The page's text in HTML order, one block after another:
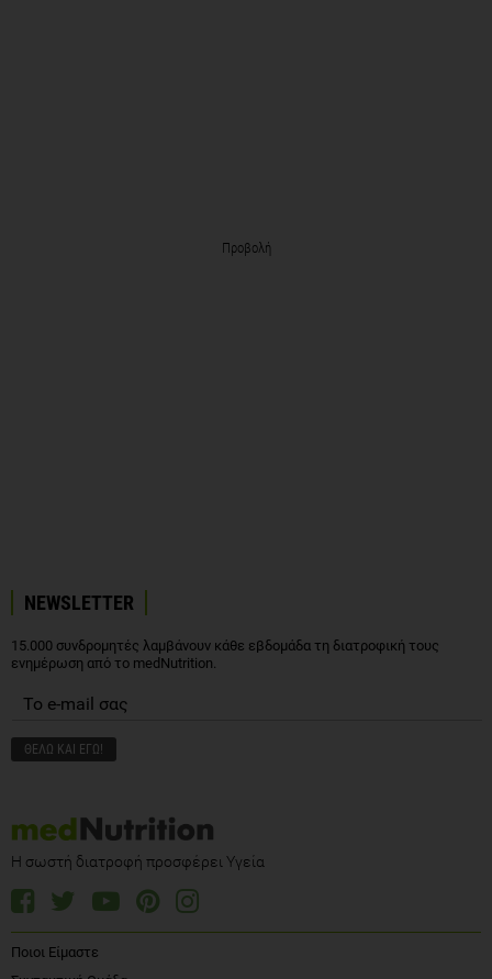
Προβολή
NEWSLETTER
15.000 συνδρομητές λαμβάνουν κάθε εβδομάδα τη διατροφική τους
ενημέρωση από το medNutrition.
Η σωστή διατροφή προσφέρει Υγεία
Ποιοι Είμαστε